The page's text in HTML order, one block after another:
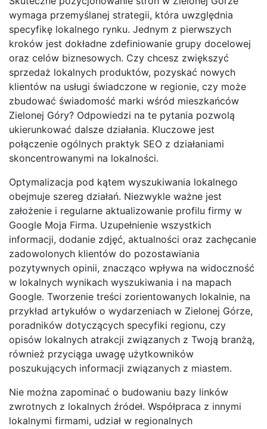
wymaga przemyślanej strategii, która uwzględnia
specyfikę lokalnego rynku. Jednym z pierwszych
kroków jest dokładne zdefiniowanie grupy docelowej
oraz celów biznesowych. Czy chcesz zwiększyć
sprzedaż lokalnych produktów, pozyskać nowych
klientów na usługi świadczone w regionie, czy może
zbudować świadomość marki wśród mieszkańców
Zielonej Góry? Odpowiedzi na te pytania pozwolą
ukierunkować dalsze działania. Kluczowe jest
połączenie ogólnych praktyk SEO z działaniami
skoncentrowanymi na lokalności.
Optymalizacja pod kątem wyszukiwania lokalnego
obejmuje szereg działań. Niezwykle ważne jest
założenie i regularne aktualizowanie profilu firmy w
Google Moja Firma. Uzupełnienie wszystkich
informacji, dodanie zdjęć, aktualności oraz zachęcanie
zadowolonych klientów do pozostawiania
pozytywnych opinii, znacząco wpływa na widoczność
w lokalnych wynikach wyszukiwania i na mapach
Google. Tworzenie treści zorientowanych lokalnie, na
przykład artykułów o wydarzeniach w Zielonej Górze,
poradników dotyczących specyfiki regionu, czy
opisów lokalnych atrakcji związanych z Twoją branżą,
również przyciąga uwagę użytkowników
poszukujących informacji związanych z miastem.
Nie można zapominać o budowaniu bazy linków
zwrotnych z lokalnych źródeł. Współpraca z innymi
lokalnymi firmami, udział w regionalnych